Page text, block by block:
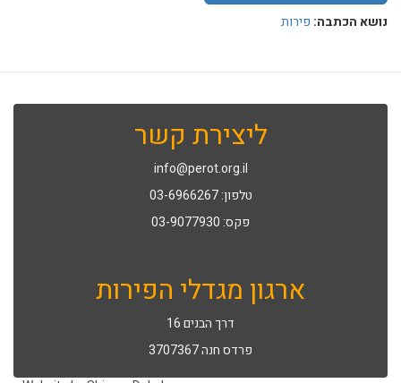
נושא הכתבה: פירות
ליצירת קשר
info@perot.org.il
טלפון: 03-6966267
פקס: 03-9077930
ארגון מגדלי הפירות
דרך הבנים 16
פרדס חנה 3707367